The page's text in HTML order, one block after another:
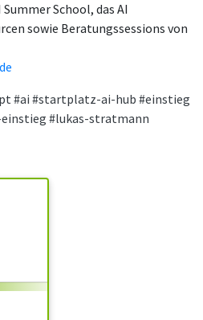
School, das AI
sowie Beratungssessions von
#ai #startplatz-ai-hub #einstieg
#lukas-stratmann